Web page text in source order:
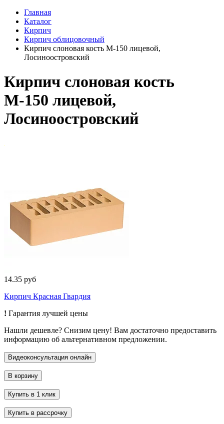
Главная
Каталог
Кирпич
Кирпич облицовочный
Кирпич слоновая кость М-150 лицевой,
Лосиноостровский
Кирпич слоновая кость
М-150 лицевой,
Лосиноостровский
14.35 руб
Кирпич Красная Гвардия
! Гарантия лучшей цены
Нашли дешевле? Снизим цену! Вам достаточно предоставить
информацию об альтернативном предложении.